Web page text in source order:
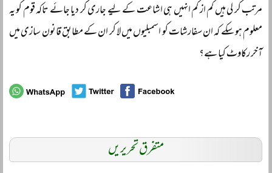
مرتب کر لی ہیں کم از کم انہیں ہی اشاعت کے لیے جاری کر دیا جائے تاکہ قوم کو یہ
معلوم ہو سکے کہ ان سفارشات کو اسمبلیوں میں لا کر ان کے مطابق قانون سازی میں
آخر رکاوٹ کیا ہے؟
متفرق تحریریں